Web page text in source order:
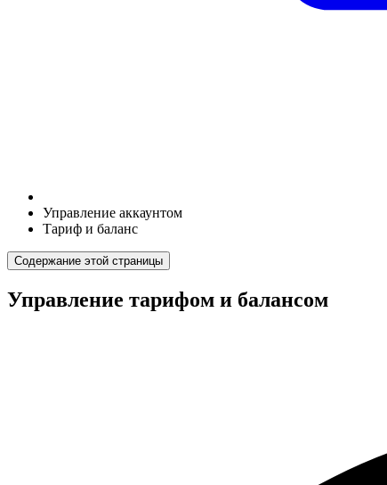
Управление аккаунтом
Тариф и баланс
Содержание этой страницы
Управление тарифом и балансом